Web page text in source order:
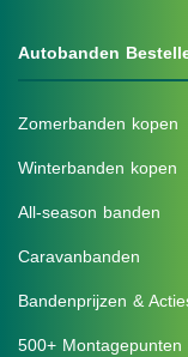
Autobanden
Zomerbanden kopen
Winterbanden kopen
All-season banden
Caravanbanden
Bandenprijzen &
500+ Montagepunten